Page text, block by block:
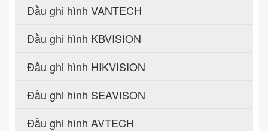
Đầu ghi hình VANTECH
Đầu ghi hình KBVISION
Đầu ghi hình HIKVISION
Đầu ghi hình SEAVISON
Đầu ghi hình AVTECH